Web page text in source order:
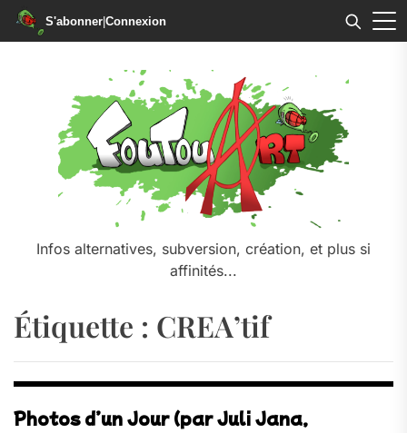
S'abonner|Connexion
Infos alternatives, subversion, création, et plus si
affinités...
Étiquette : CREA’tif
Photos d’un Jour (par Juli Jana,